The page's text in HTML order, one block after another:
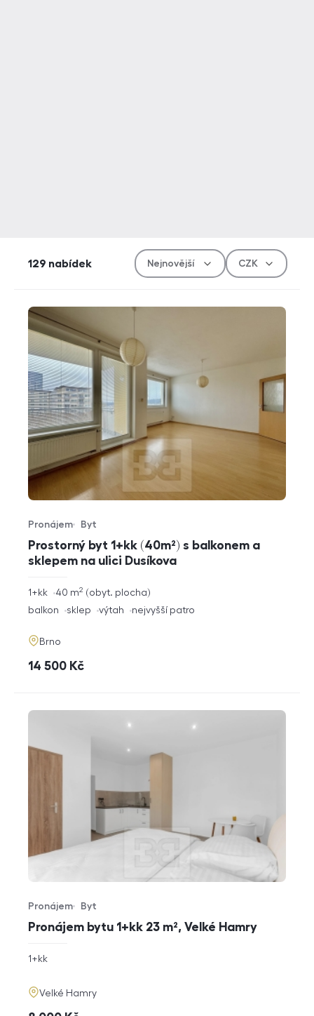
129 nabídek
Měna
Prostorný byt 1+kk (40m²) s balkonem a
sklepem na ulici Dusíkova
Typ nabídky
Pronájem
Typ nemovitosti
Byt
rozměry
1+kk obyt. plocha
40 m2
funkce
balkon sklep výtah nejvyšší patro
adresa
Brno
cena
14 500 Kč
Pronájem bytu 1+kk 23 m², Velké Hamry
Typ nabídky
Pronájem
Typ nemovitosti
Byt
rozměry
1+kk
adresa
Velké Hamry